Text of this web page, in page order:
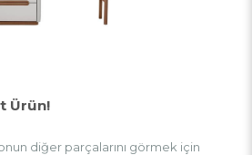
Ürün!
diğer parçalarını görmek için